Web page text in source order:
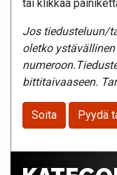
tai klikkaa
Jos tiedusteluun/
oletko
bittitaivaaseen.
Soita Pyydä